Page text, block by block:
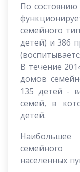
По состоянию
семейного
детей) и 386
В течение
домов
135 детей -
семей, в
детей.
Наибольшее
населенных